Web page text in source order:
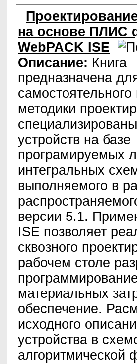
на основе ПЛИС
WebPACK ISE
Описание: Книга
предназначена
самостоятельного
методики
устройств на базе
програмируемых
интегральныx
выполняемого в
версии 5.1.
ISE позволяет
сквозного
рабочем столе
материальных
обеспечение.
исходного
устройства в
алгоритмической